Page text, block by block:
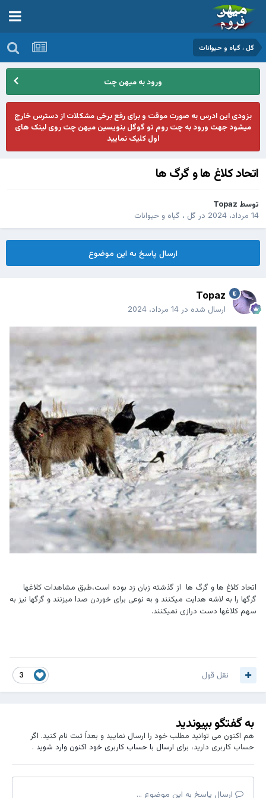
گل ، گیاه و حیوانات
ورود به میهن چت
بزودی این ادرس به صورت موقت و برای رفع برخی مشکلات از دسترس خارج
میشود جهت ورود به چت روم تو گوگل بنویسین میهن چت روی لینک های
اول کلیک نمایید
اتحاد کلاغ ها و گرگ ها
توسط Topaz
14 مرداد، 2024
در گل ، گیاه و حیوانات
ارسال پاسخ به این موضوع
Topaz
ارسال شده در 14 مرداد، 2024
اتحاد کلاغ ها و گرگ ها از گذشته زبان زد بوده است،طبق مشاهدات کلاغها
گرگها را به لاشه هدایت میکنند و به نوعی برای خوردن صدا میزنند و گرگها نیز به
سهم کلاغها دست درازی نمیکنند.
3 نقل قول
به گفتگو بپیوندید
هم اکنون می توانید مطلب خود را ارسال نمایید و بعداً ثبت نام کنید. اگر
حساب کاربری دارید، برای ارسال با حساب کاربری خود اکنون وارد شوید.
ارسال پاسخ به این موضوع ...